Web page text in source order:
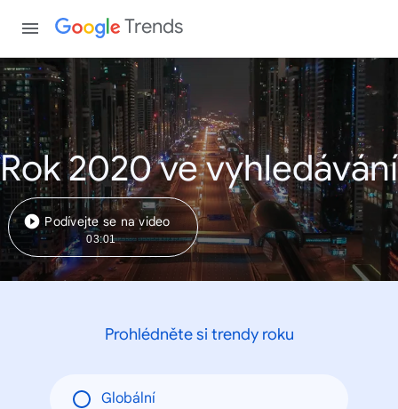
Trends
Rok 2020 ve vyhledávání
Podívejte se na video
03:01
Prohlédněte si trendy roku
Globální